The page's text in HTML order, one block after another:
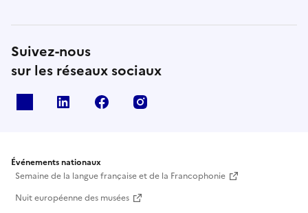
Suivez-nous
sur les réseaux sociaux
Linkedin Facebook
Événements nationaux
Semaine de la langue française et de la Francophonie
Nuit européenne des musées